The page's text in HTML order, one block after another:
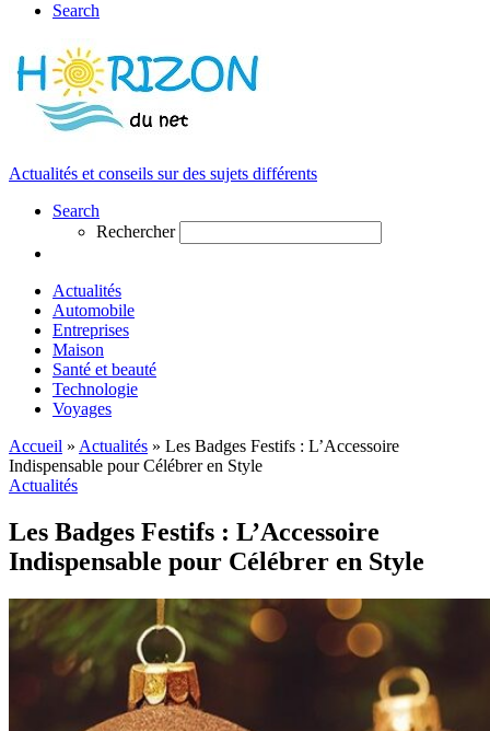
Search
Actualités et conseils sur des sujets différents
Search
Rechercher
Actualités
Automobile
Entreprises
Maison
Santé et beauté
Technologie
Voyages
Accueil » Actualités » Les Badges Festifs : L’Accessoire
Indispensable pour Célébrer en Style
Actualités
Les Badges Festifs : L’Accessoire
Indispensable pour Célébrer en Style